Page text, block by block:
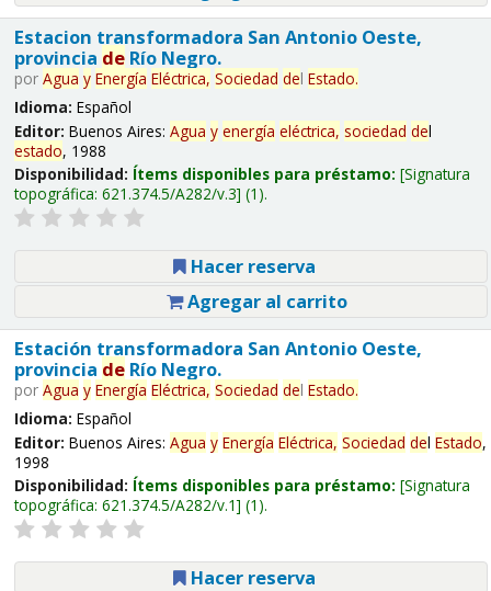
Estacion transformadora San Antonio Oeste,
provincia deRío Negro.
por Agua y Energía Eléctrica, Sociedad del Estado.
Idioma: Español
Editor: Buenos Aires: Agua y energía eléctrica, sociedad del
estado, 1988
Disponibilidad: Ítems disponibles para préstamo: Signatura
topográfica: 621.374.5/A282/v.3 (1).
Hacer reserva
Agregar al carrito
Estación transformadora San Antonio Oeste,
provincia deRío Negro.
por Agua y Energía Eléctrica, Sociedad del Estado.
Idioma: Español
Editor: Buenos Aires: Agua y Energía Eléctrica, Sociedad del Estado,
1998
Disponibilidad: Ítems disponibles para préstamo: Signatura
topográfica: 621.374.5/A282/v.1 (1).
Hacer reserva